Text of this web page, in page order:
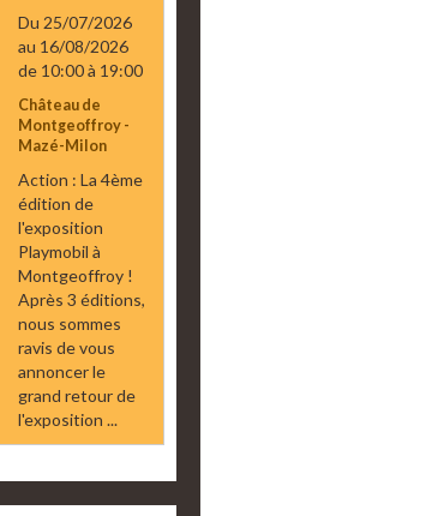
Du 25/07/2026
au 16/08/2026
de 10:00à 19:00
Château de
Montgeoffroy -
Mazé-Milon
Action : La 4ème
édition de
l'exposition
Playmobil à
Montgeoffroy !
Après 3 éditions,
nous sommes
ravis de vous
annoncer le
grand retour de
l'exposition ...